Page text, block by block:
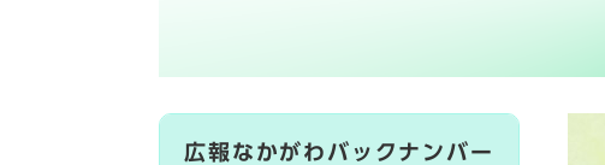
広報なかがわバックナンバー